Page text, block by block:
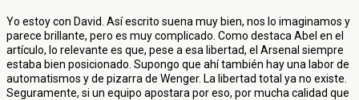
Yo estoy con David. Así escrito suena muy bien, nos lo imaginamos y
parece brillante, pero es muy complicado. Como destaca Abel en el
artículo, lo relevante es que, pese a esa libertad, el Arsenal siempre
estaba bien posicionado. Supongo que ahí también hay una labor de
automatismos y de pizarra de Wenger. La libertad total ya no existe.
Seguramente, si un equipo apostara por eso, por mucha calidad que